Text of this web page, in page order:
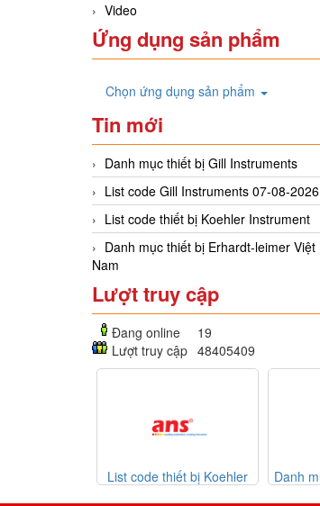
Video
Ứng dụng sản phẩm
Chọn ứng dụng sản phẩm
Tin mới
Danh mục thiết bị Gill Instruments
List code Gill Instruments 07-08-2026
List code thiết bị Koehler Instrument
Danh mục thiết bị Erhardt-leimer Việt
Nam
Lượt truy cập
Đang online
19
Lượt truy cập 48405409
List code thiết bị Koehler
Danh mục thiết bị Erhardt-